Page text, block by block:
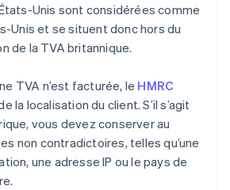
Unis sont considérées comme
Unis et se situent donc hors du
de la TVA britannique.
TVA n’est facturée, le HMRC
la localisation du client. S’il s’agit
vous devez conserver au
non contradictoires, telles qu’une
une adresse IP ou le pays de